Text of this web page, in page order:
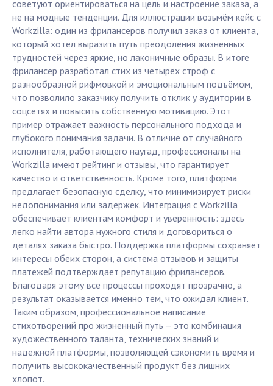
советуют ориентироваться на цель и настроение заказа, а
не на модные тенденции. Для иллюстрации возьмём кейс с
Workzilla: один из фрилансеров получил заказ от клиента,
который хотел выразить путь преодоления жизненных
трудностей через яркие, но лаконичные образы. В итоге
фрилансер разработал стих из четырёх строф с
разнообразной рифмовкой и эмоциональным подъёмом,
что позволило заказчику получить отклик у аудитории в
соцсетях и повысить собственную мотивацию. Этот
пример отражает важность персонального подхода и
глубокого понимания задачи. В отличие от случайного
исполнителя, работающего наугад, профессионалы на
Workzilla имеют рейтинг и отзывы, что гарантирует
качество и ответственность. Кроме того, платформа
предлагает безопасную сделку, что минимизирует риски
недопонимания или задержек. Интеграция с Workzilla
обеспечивает клиентам комфорт и уверенность: здесь
легко найти автора нужного стиля и договориться о
деталях заказа быстро. Поддержка платформы сохраняет
интересы обеих сторон, а система отзывов и защиты
платежей подтверждает репутацию фрилансеров.
Благодаря этому все процессы проходят прозрачно, а
результат оказывается именно тем, что ожидал клиент.
Таким образом, профессиональное написание
стихотворений про жизненный путь – это комбинация
художественного таланта, технических знаний и
надежной платформы, позволяющей сэкономить время и
получить высококачественный продукт без лишних
хлопот.